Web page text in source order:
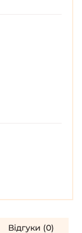
Відгуки (0)